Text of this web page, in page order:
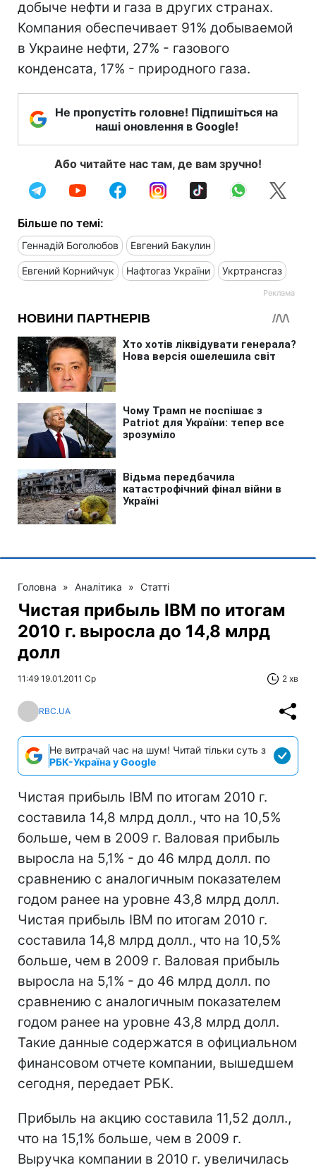
добыче нефти и газа в других странах.
Компания обеспечивает 91% добываемой
в Украине нефти, 27% - газового
конденсата, 17% - природного газа.
Не пропустіть головне! Підпишіться на
наші оновлення в Google!
Або читайте нас там, де вам зручно!
Більше по темі:
Геннадій Боголюбов Евгений Бакулин
Евгений Корнийчук Нафтогаз України Укртрансгаз
Головна » Аналітика » Статті
Чистая прибыль IBM по итогам
2010 г. выросла до 14,8 млрд
долл
11:49 19.01.2011 Ср 2 хв
RBC.UA
Не витрачай час на шум! Читай тільки суть з
РБК-Україна у Google
Чистая прибыль IBM по итогам 2010 г.
составила 14,8 млрд долл., что на 10,5%
больше, чем в 2009 г. Валовая прибыль
выросла на 5,1% - до 46 млрд долл. по
сравнению с аналогичным показателем
годом ранее на уровне 43,8 млрд долл.
Чистая прибыль IBM по итогам 2010 г.
составила 14,8 млрд долл., что на 10,5%
больше, чем в 2009 г. Валовая прибыль
выросла на 5,1% - до 46 млрд долл. по
сравнению с аналогичным показателем
годом ранее на уровне 43,8 млрд долл.
Такие данные содержатся в официальном
финансовом отчете компании, вышедшем
сегодня, передает РБК.
Прибыль на акцию составила 11,52 долл.,
что на 15,1% больше, чем в 2009 г.
Выручка компании в 2010 г. увеличилась